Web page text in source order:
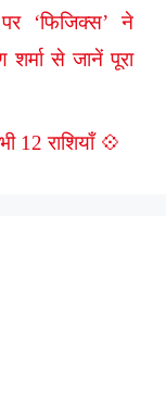
‘फिजिक्स’ ने
से जानें पूरा
12 राशियाँ 💠